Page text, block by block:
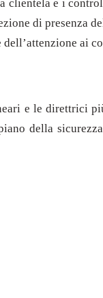
e i
di presenza
ai
e le direttrici
della